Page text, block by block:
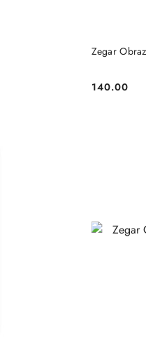
Cena:
140.00